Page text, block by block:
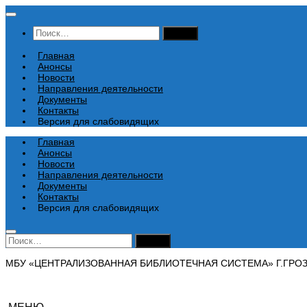
Перейти
содержимому
Найти:
Главная
Анонсы
Новости
Направления деятельности
Документы
Контакты
Версия для слабовидящих
Главная
Анонсы
Новости
Направления деятельности
Документы
Контакты
Версия для слабовидящих
Найти:
МБУ «ЦЕНТРАЛИЗОВАННАЯ БИБЛИОТЕЧНАЯ СИСТЕМА»